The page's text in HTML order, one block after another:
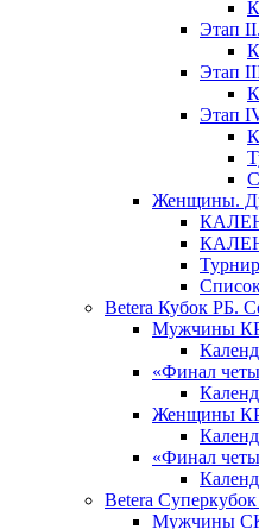
Этап
Этап
Этап
Женщины.
Betera Кубок РБ.
Мужчины
«Финал
Женщины
«Финал
Betera
Мужчины